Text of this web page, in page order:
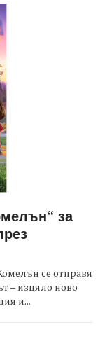
за
се отправя
– изцяло ново
и...